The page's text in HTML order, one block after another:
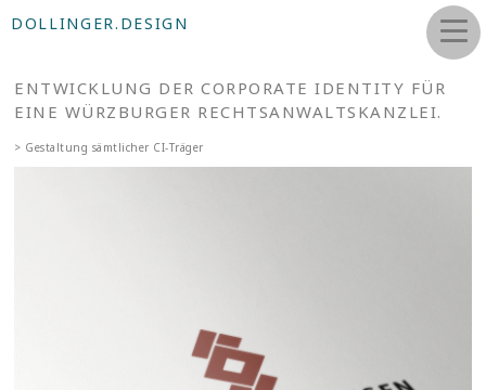
DOLLINGER.DESIGN
ENTWICKLUNG DER CORPORATE IDENTITY FÜR
EINE WÜRZBURGER RECHTSANWALTSKANZLEI.
> Gestaltung sämtlicher CI-Träger